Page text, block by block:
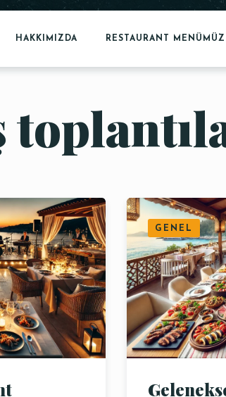
HAKKIMIZDA RESTAURANT MENÜMÜZ
GENEL